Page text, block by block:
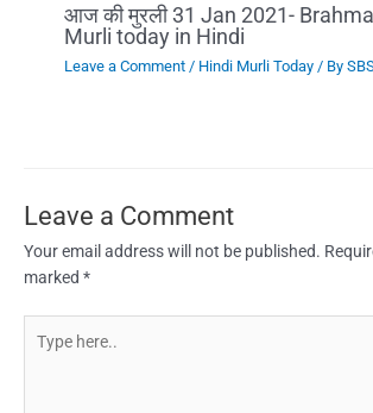
आज की मुरली 31 Jan 2021-
Murli today in Hindi
Leave a Comment / Hindi Murli Today / By
Leave a Comment
Your email address will not be published.
marked *
here..